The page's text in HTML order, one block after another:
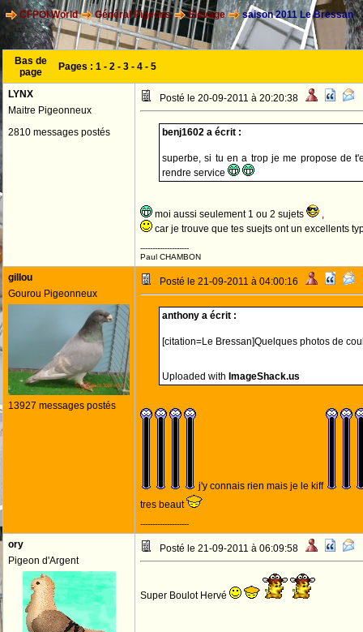
CFPOI World Général Pigeons Elevage saison 2011 Le Bressan
Bas de
page
Pages : 1 - 2 - 3 - 4 - 5
LYNX
Maitre Pigeonneux
2810 messages postés
Posté le 20-09-2011 à 20:20:38
benj1602 a écrit :
superbe, si tu en a trop je me propose de
rendre service
moi aussi seulement 1 ou 2 sujets
,
car je trouve que tes suejts ont un excellents
--------------------
Paul CHAMBON
gillou
Gourou Pigeonneux
13927 messages postés
Posté le 21-09-2011 à 04:00:16
anthony a écrit :
[citation=Le Bressan]Quelques photos de
Uploaded with ImageShack.us
j'y connais rien mais je le kiff
tres beaut
--------------------
ory
Pigeon d'Argent
Posté le 21-09-2011 à 06:09:58
Super Boulot Hervé